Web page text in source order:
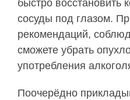
быстро восстановить
сосуды под глазом.
рекомендаций,
сможете убрать
употребления
Поочерёдно